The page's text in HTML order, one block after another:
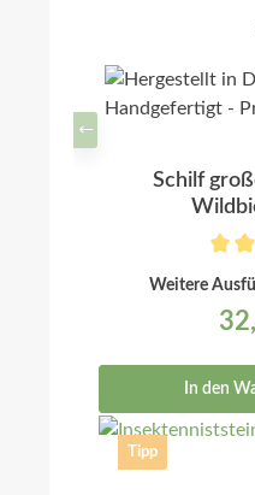
Schilf
Weitere
In den
Tipp